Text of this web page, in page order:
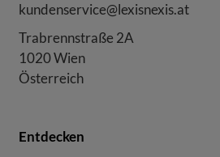
kundenservice@lexisnexis.at
Trabrennstraße 2A
1020 Wien
Österreich
Entdecken